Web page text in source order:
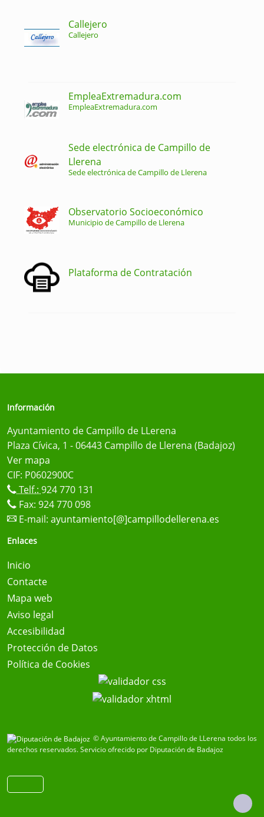
Callejero
Callejero
EmpleaExtremadura.com
EmpleaExtremadura.com
Sede electrónica de Campillo de
Llerena
Sede electrónica de Campillo de Llerena
Observatorio Socioeconómico
Municipio de Campillo de Llerena
Plataforma de Contratación
Información
Ayuntamiento de Campillo de LLerena
Plaza Cívica, 1 - 06443 Campillo de Llerena (Badajoz)
Ver mapa
CIF: P0602900C
Telf.: 924 770 131
Fax: 924 770 098
E-mail: ayuntamiento[@]campillodellerena.es
Enlaces
Inicio
Contacte
Mapa web
Aviso legal
Accesibilidad
Protección de Datos
Política de Cookies
© Ayuntamiento de Campillo de LLerena todos los
derechos reservados.Servicio ofrecido por Diputación de Badajoz